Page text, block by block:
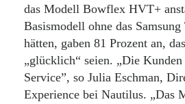
das Modell Bowflex HVT+
Basismodell ohne das
hätten, gaben 81 Prozent an,
„glücklich“ seien. „Die
Service”, so Julia Eschman,
Experience bei Nautilus. „Das